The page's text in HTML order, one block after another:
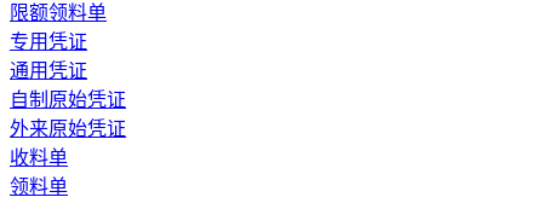
限额领料单
专用凭证
通用凭证
自制原始凭证
外来原始凭证
收料单
领料单